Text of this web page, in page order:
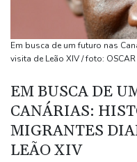
Rússia nega estar por
em aeroporto alemão
De la Espriella: um
Vasco anuncia
Colidio
Ex-advogado de Trump
procurador-geral dos EUA
Em busca de um futuro nas
visita de Leão XIV / foto: OSCAR
EM BUSCA DE
CANÁRIAS:
MIGRANTES
LEÃO XIV